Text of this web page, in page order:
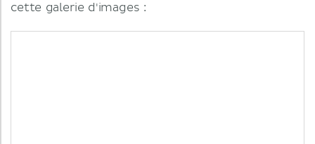
cette galerie d'images :